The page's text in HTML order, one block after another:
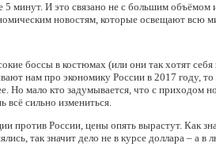
минут. И это связано не с большим
новостям, которые освещают
боссы в костюмах (или они так хотят
нам про экономику России в 2017 году, то
Но мало кто задумывается, что с приходом
всё сильно измениться.
против России, цены опять вырастут. Как
так значит дело не в курсе доллара – а